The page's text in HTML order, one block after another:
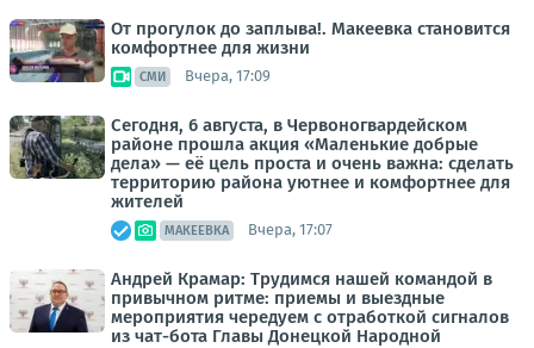
От прогулок до заплыва!. Макеевка становится
комфортнее для жизни
СМИ Вчера, 17:09
Сегодня, 6 августа, в Червоногвардейском
районе прошла акция «Маленькие добрые
дела» — её цель проста и очень важна: сделать
территорию района уютнее и комфортнее для
жителей
МАКЕЕВКА Вчера, 17:07
Андрей Крамар: Трудимся нашей командой в
привычном ритме: приемы и выездные
мероприятия чередуем с отработкой сигналов
из чат-бота Главы Донецкой Народной